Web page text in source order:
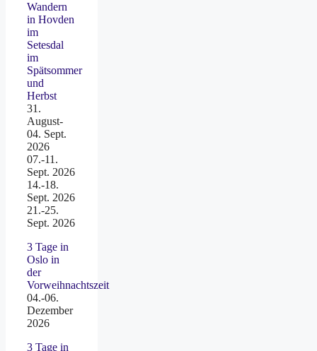
Wandern
in Hovden
im
Setesdal
im
Spätsommer
und
Herbst
31.
August-
04. Sept.
2026
07.-11.
Sept. 2026
14.-18.
Sept. 2026
21.-25.
Sept. 2026
3 Tage in
Oslo in
der
Vorweihnachtszeit
04.-06.
Dezember
2026
3 Tage in